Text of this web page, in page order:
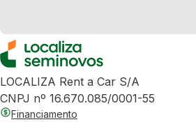
LOCALIZA Rent a Car S/A
CNPJ nº 16.670.085/0001-55
Financiamento